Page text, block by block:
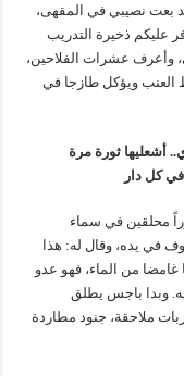
بعت نصيبي في المقهى،
عليكم ذخيرة التدريب
وأعرف عشرات الفلاحين،
العنب ويؤكل طازجا في
.. أشعليها ثورة مرة
كل دار
محلقين في سماء
في يده، وقال له: هذا
من الماء، فهو عدو
وبدا باجس يطلق
ملاحقة، جنود مطاردة